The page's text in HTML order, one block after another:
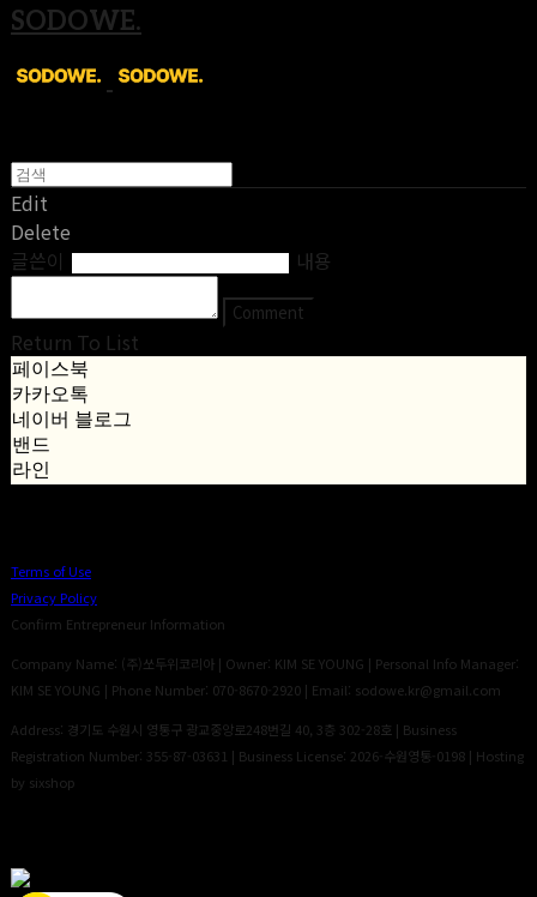
SODOWE.
Edit
Delete
글쓴이
내용
Comment
Return To List
페이스북
카카오톡
네이버 블로그
밴드
라인
Terms of Use
Privacy Policy
Confirm Entrepreneur Information
Company Name: (주)쏘두위코리아 | Owner: KIM SE YOUNG | Personal Info Manager:
KIM SE YOUNG | Phone Number: 070-8670-2920 | Email: sodowe.kr@gmail.com
Address: 경기도 수원시 영통구 광교중앙로248번길 40, 3층 302-28호 | Business
Registration Number: 355-87-03631 | Business License: 2026-수원영통-0198 | Hosting
by sixshop